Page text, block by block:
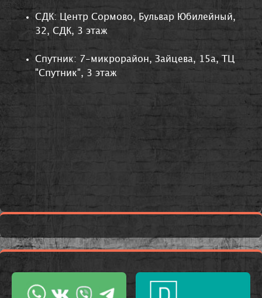
СДК: Центр Сормово, Бульвар Юбилейный,
32, СДК, 3 этаж
Спутник: 7-микрорайон, Зайцева, 15а, ТЦ
"Спутник", 3 этаж